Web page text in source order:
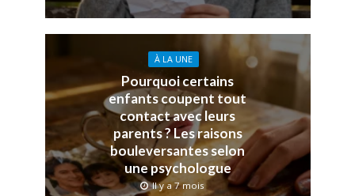
À LA UNE
Pourquoi certains
enfants coupent tout
contact avec leurs
parents ? Les raisons
bouleversantes selon
une psychologue
Il y a 7 mois